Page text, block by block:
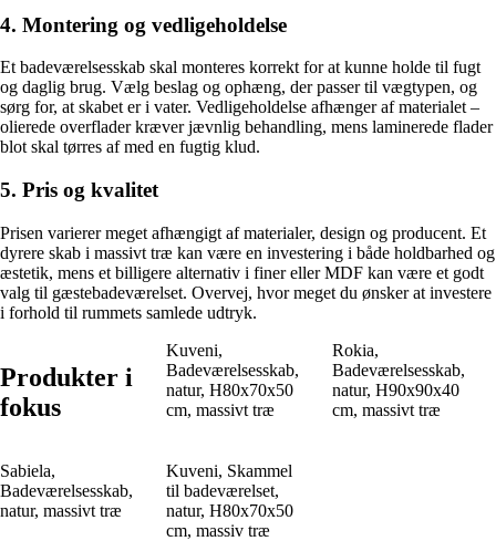
4. Montering og vedligeholdelse
Et badeværelsesskab skal monteres korrekt for at kunne holde til fugt
og daglig brug. Vælg beslag og ophæng, der passer til vægtypen, og
sørg for, at skabet er i vater. Vedligeholdelse afhænger af materialet –
olierede overflader kræver jævnlig behandling, mens laminerede flader
blot skal tørres af med en fugtig klud.
5. Pris og kvalitet
Prisen varierer meget afhængigt af materialer, design og producent. Et
dyrere skab i massivt træ kan være en investering i både holdbarhed og
æstetik, mens et billigere alternativ i finer eller MDF kan være et godt
valg til gæstebadeværelset. Overvej, hvor meget du ønsker at investere
i forhold til rummets samlede udtryk.
Produkter i
fokus
Kuveni,
Badeværelsesskab,
natur, H80x70x50
cm, massivt træ
Rokia,
Badeværelsesskab,
natur, H90x90x40
cm, massivt træ
Sabiela,
Badeværelsesskab,
natur, massivt træ
Kuveni, Skammel
til badeværelset,
natur, H80x70x50
cm, massiv træ